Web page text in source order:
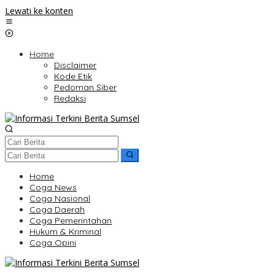
Lewati ke konten
Home
Disclaimer
Kode Etik
Pedoman Siber
Redaksi
Home
Coga News
Coga Nasional
Coga Daerah
Coga Pemerintahan
Hukum & Kriminal
Coga Opini